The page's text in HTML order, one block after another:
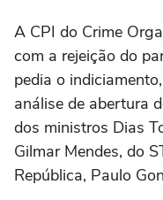
A CPI do Crime
com a rejeição do
pedia o
análise de abertura
dos ministros Dias
Gilmar Mendes, do
República, Paulo